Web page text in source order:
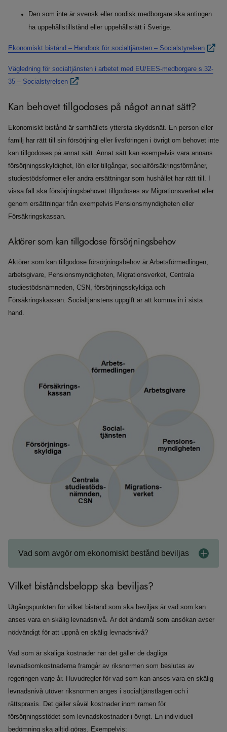
Den som inte är svensk eller nordisk medborgare ska antingen
ha uppehållstillstånd eller uppehållsrätt i Sverige.
Ekonomiskt bistånd – Handbok för socialtjänsten – Socialstyrelsen
Vägledning för socialtjänsten i arbetet med EU/EES-medborgare s.32-
35 – Socialstyrelsen
Kan behovet tillgodoses på något annat sätt?
Ekonomiskt bistånd är samhällets yttersta skyddsnät. En person eller
familj har rätt till sin försörjning eller livsföringen i övrigt om behovet inte
kan tillgodoses på annat sätt. Annat sätt kan exempelvis vara annans
försörjningsskyldighet, lön eller tillgångar, socialförsäkringsförmåner,
studiestödsformer eller andra ersättningar som hushållet har rätt till. I
vissa fall ska försörjningsbehovet tillgodoses av Migrationsverket eller
genom ersättningar från exempelvis Pensionsmyndigheten eller
Försäkringskassan.
Aktörer som kan tillgodose försörjningsbehov
Aktörer som kan tillgodose försörjningsbehov är Arbetsförmedlingen,
arbetsgivare, Pensionsmyndigheten, Migrationsverket, Centrala
studiestödsnämneden, CSN, försörjningsskyldiga och
Försäkringskassan. Socialtjänstens uppgift är att komma in i sista
hand.
Vad som avgör om ekonomiskt bestånd beviljas
Vilket biståndsbelopp ska beviljas?
Utgångspunkten för vilket bistånd som ska beviljas är vad som kan
anses vara en skälig levnadsnivå. Är det ändamål som ansökan avser
nödvändigt för att uppnå en skälig levnadsnivå?
Vad som är skäliga kostnader när det gäller de dagliga
levnadsomkostnaderna framgår av riksnormen som beslutas av
regeringen varje år. Huvudregler för vad som kan anses vara en skälig
levnadsnivå utöver riksnormen anges i socialtjänstlagen och i
rättspraxis. Det gäller såväl kostnader inom ramen för
försörjningsstödet som levnadskostnader i övrigt. En individuell
bedömning ska alltid göras. Exempelvis: